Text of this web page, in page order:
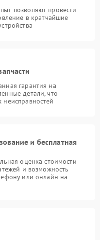
позволяют провести
в кратчайшие
гарантия на
детали, что
и бесплатная
оценка стоимости
и возможность
или онлайн на